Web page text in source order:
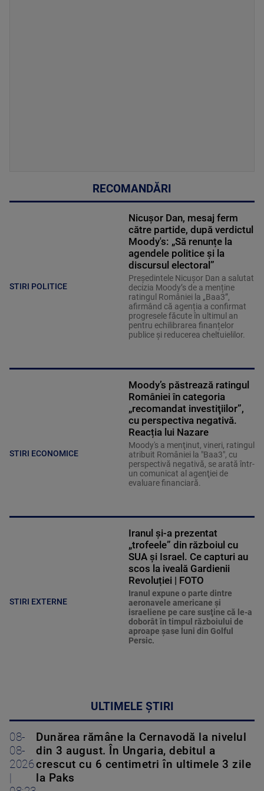
Nicușor Dan, mesaj ferm
către partide, după verdictul
Moody's: „Să renunțe la
agendele politice şi la
discursul electoral”
Președintele Nicușor Dan a salutat
decizia Moody’s de a menține
ratingul României la „Baa3”,
afirmând că agenția a confirmat
progresele făcute în ultimul an
pentru echilibrarea finanțelor
publice și reducerea cheltuielilor.
Moody’s păstrează ratingul
României în categoria
„recomandat investiţiilor”,
cu perspectiva negativă.
Reacția lui Nazare
Moody's a menţinut, vineri, ratingul
atribuit României la "Baa3", cu
perspectivă negativă, se arată într-
un comunicat al agenţiei de
evaluare financiară.
Iranul și-a prezentat
„trofeele” din războiul cu
SUA și Israel. Ce capturi au
scos la iveală Gardienii
Revoluției | FOTO
Iranul expune o parte dintre
aeronavele americane şi
israeliene pe care susţine că le-a
doborât în timpul războiului de
aproape şase luni din Golful
Persic.
08-
08-
2026
|
Dunărea rămâne la Cernavodă la nivelul
din 3 august. În Ungaria, debitul a
crescut cu 6 centimetri în ultimele 3 zile
la Paks